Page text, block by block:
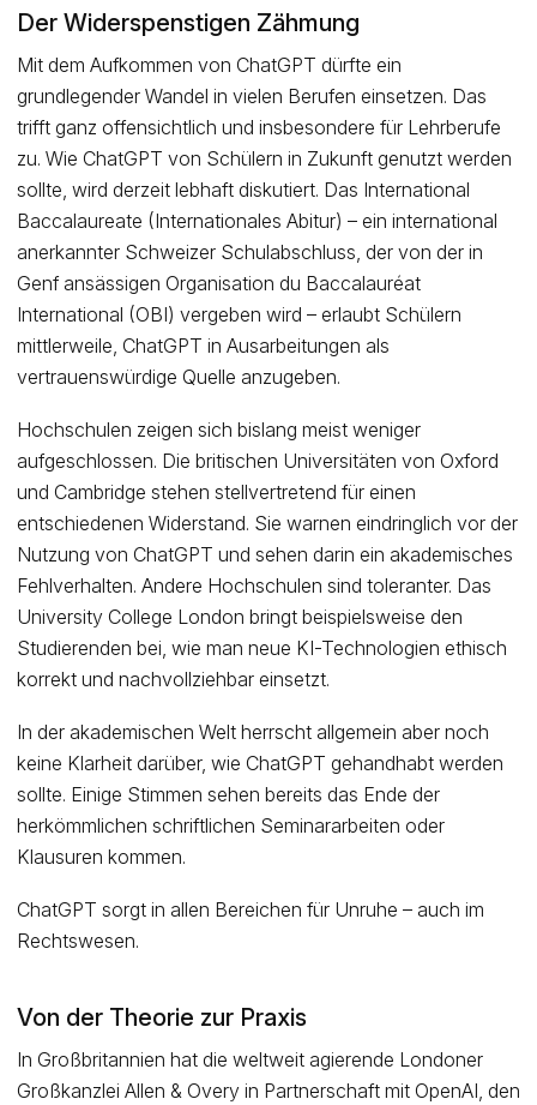
Der Widerspenstigen Zähmung
Mit dem Aufkommen von ChatGPT dürfte ein
grundlegender Wandel in vielen Berufen einsetzen. Das
trifft ganz offensichtlich und insbesondere für Lehrberufe
zu. Wie ChatGPT von Schülern in Zukunft genutzt werden
sollte, wird derzeit lebhaft diskutiert. Das International
Baccalaureate (Internationales Abitur) – ein international
anerkannter Schweizer Schulabschluss, der von der in
Genf ansässigen Organisation du Baccalauréat
International (OBI) vergeben wird – erlaubt Schülern
mittlerweile, ChatGPT in Ausarbeitungen als
vertrauenswürdige Quelle anzugeben.
Hochschulen zeigen sich bislang meist weniger
aufgeschlossen. Die britischen Universitäten von Oxford
und Cambridge stehen stellvertretend für einen
entschiedenen Widerstand. Sie warnen eindringlich vor der
Nutzung von ChatGPT und sehen darin ein akademisches
Fehlverhalten. Andere Hochschulen sind toleranter. Das
University College London bringt beispielsweise den
Studierenden bei, wie man neue KI-Technologien ethisch
korrekt und nachvollziehbar einsetzt.
In der akademischen Welt herrscht allgemein aber noch
keine Klarheit darüber, wie ChatGPT gehandhabt werden
sollte. Einige Stimmen sehen bereits das Ende der
herkömmlichen schriftlichen Seminararbeiten oder
Klausuren kommen.
ChatGPT sorgt in allen Bereichen für Unruhe – auch im
Rechtswesen.
Von der Theorie zur Praxis
In Großbritannien hat die weltweit agierende Londoner
Großkanzlei Allen & Overy in Partnerschaft mit OpenAI, den